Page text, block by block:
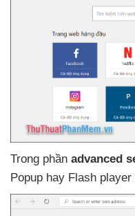
Trong phần advanced
Popup hay Flash